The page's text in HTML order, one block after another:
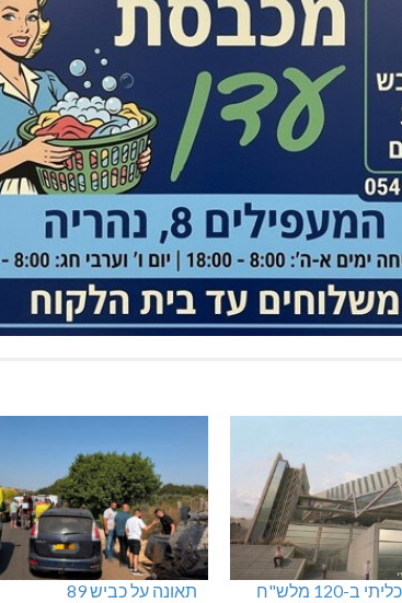
120 מלש"ח תאונה על כביש 89